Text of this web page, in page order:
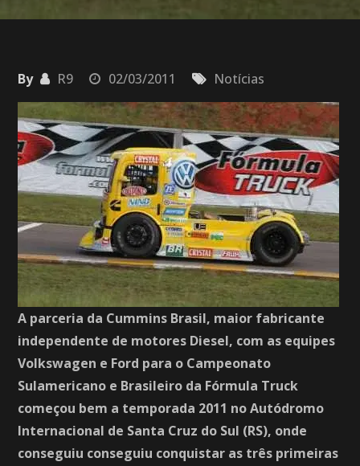
By R9 02/03/2011 Notícias
A parceria da Cummins Brasil, maior fabricante
independente de motores Diesel, com as equipes
Volkswagen e Ford para o Campeonato
Sulamericano e Brasileiro da Fórmula Truck
começou bem a temporada 2011 no Autódromo
Internacional de Santa Cruz do Sul (RS), onde
conseguiu conseguiu conquistar as três primeiras